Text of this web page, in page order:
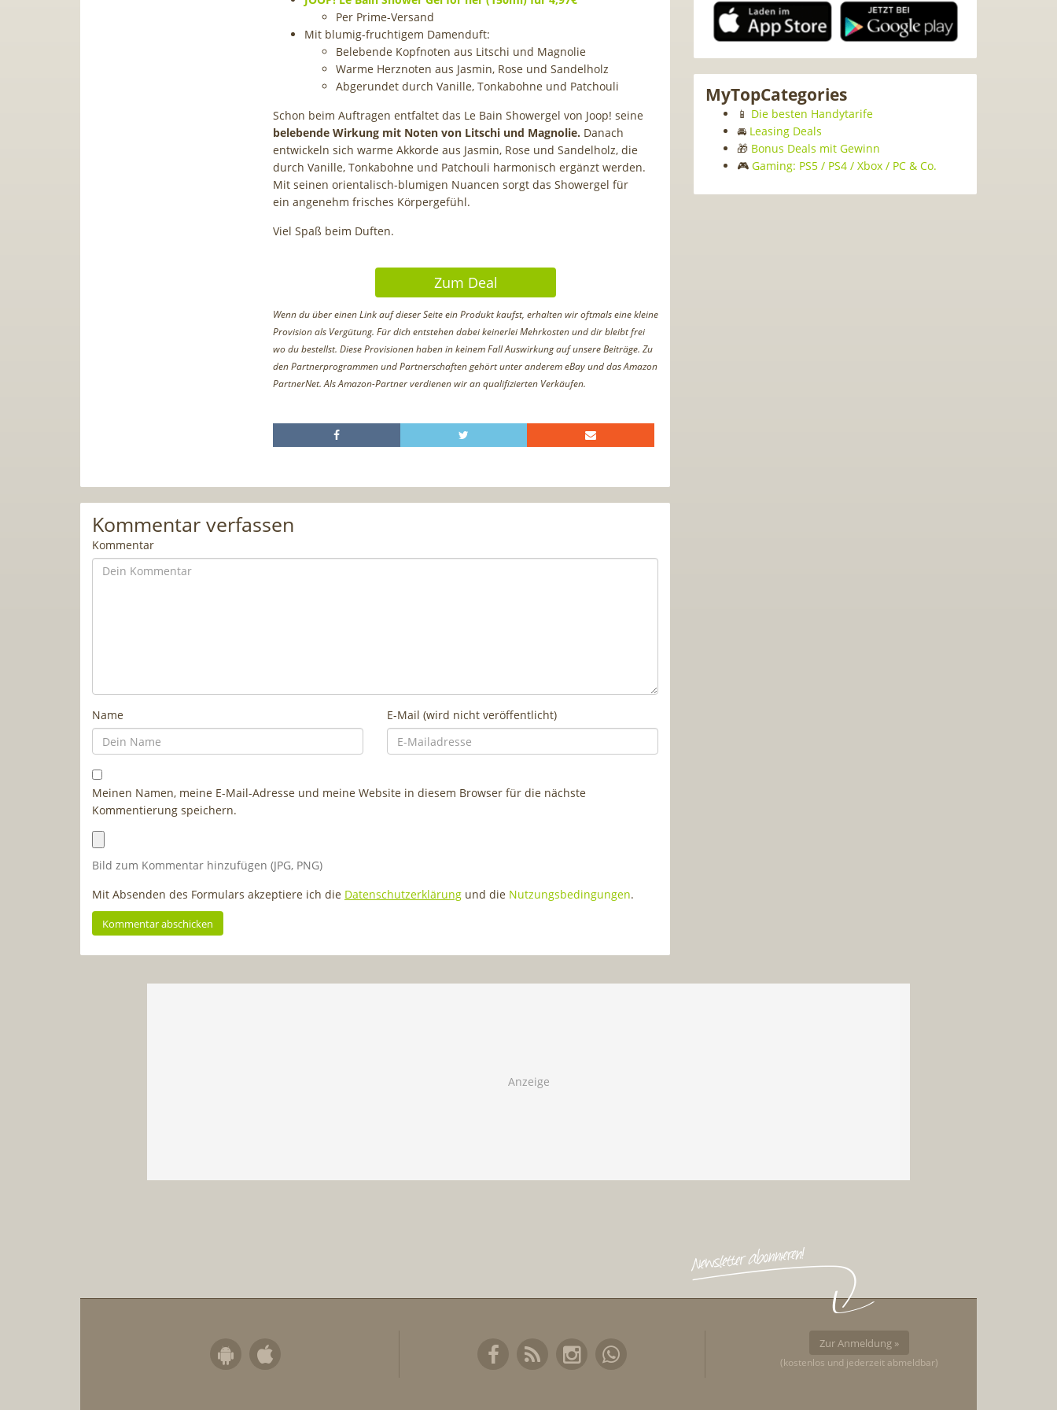
Per Prime-Versand
Mit blumig-fruchtigem Damenduft:
Belebende Kopfnoten aus Litschi und Magnolie
Warme Herznoten aus Jasmin, Rose und Sandelholz
Abgerundet durch Vanille, Tonkabohne und Patchouli
Schon beim Auftragen entfaltet das Le Bain Showergel von Joop! seine
belebende Wirkung mit Noten von Litschi und Magnolie. Danach
entwickeln sich warme Akkorde aus Jasmin, Rose und Sandelholz, die
durch Vanille, Tonkabohne und Patchouli harmonisch ergänzt werden.
Mit seinen orientalisch-blumigen Nuancen sorgt das Showergel für
ein angenehm frisches Körpergefühl.
Viel Spaß beim Duften.
Zum Deal
Wenn du über einen Link auf dieser Seite ein Produkt kaufst, erhalten wir oftmals eine kleine
Provision als Vergütung. Für dich entstehen dabei keinerlei Mehrkosten und dir bleibt frei
wo du bestellst. Diese Provisionen haben in keinem Fall Auswirkung auf unsere Beiträge. Zu
den Partnerprogrammen und Partnerschaften gehört unter anderem eBay und das Amazon
PartnerNet. Als Amazon-Partner verdienen wir an qualifizierten Verkäufen.
Kommentar verfassen
Kommentar
Name E-Mail (wird nicht veröffentlicht)
Meinen Namen, meine E-Mail-Adresse und meine Website in diesem Browser für die nächste
Kommentierung speichern.
Bild zum Kommentar hinzufügen (JPG, PNG)
Mit Absenden des Formulars akzeptiere ich die Datenschutzerklärung und die Nutzungsbedingungen.
MyTopCategories
📱 Die besten Handytarife
🚘 Leasing Deals
🎁 Bonus Deals mit Gewinn
🎮 Gaming: PS5 / PS4 / Xbox / PC & Co.
Zur Anmeldung »
(kostenlos und jederzeit abmeldbar)